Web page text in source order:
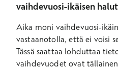
vaihdevuosi-ikäisen
Aika moni vaihdevuosi-
vastaanotolla, että ei voisi
Tässä saattaa lohduttaa
vaihdevuodet ovat